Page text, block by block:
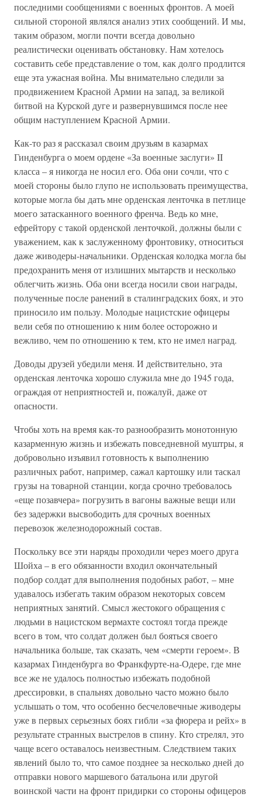
последними сообщениями с военных фронтов. А моей
сильной стороной являлся анализ этих сообщений. И мы,
таким образом, могли почти всегда довольно
реалистически оценивать обстановку. Нам хотелось
составить себе представление о том, как долго продлится
еще эта ужасная война. Мы внимательно следили за
продвижением Красной Армии на запад, за великой
битвой на Курской дуге и развернувшимся после нее
общим наступлением Красной Армии.
Как-то раз я рассказал своим друзьям в казармах
Гинденбурга о моем ордене «За военные заслуги» II
класса – я никогда не носил его. Оба они сочли, что с
моей стороны было глупо не использовать преимущества,
которые могла бы дать мне орденская ленточка в петлице
моего затасканного военного френча. Ведь ко мне,
ефрейтору с такой орденской ленточкой, должны были с
уважением, как к заслуженному фронтовику, относиться
даже живодеры-начальники. Орденская колодка могла бы
предохранить меня от излишних мытарств и несколько
облегчить жизнь. Оба они всегда носили свои награды,
полученные после ранений в сталинградских боях, и это
приносило им пользу. Молодые нацистские офицеры
вели себя по отношению к ним более осторожно и
вежливо, чем по отношению к тем, кто не имел наград.
Доводы друзей убедили меня. И действительно, эта
орденская ленточка хорошо служила мне до 1945 года,
ограждая от неприятностей и, пожалуй, даже от
опасности.
Чтобы хоть на время как-то разнообразить монотонную
казарменную жизнь и избежать повседневной муштры, я
добровольно изъявил готовность к выполнению
различных работ, например, сажал картошку или таскал
грузы на товарной станции, когда срочно требовалось
«еще позавчера» погрузить в вагоны важные вещи или
без задержки высвободить для срочных военных
перевозок железнодорожный состав.
Поскольку все эти наряды проходили через моего друга
Шойха – в его обязанности входил окончательный
подбор солдат для выполнения подобных работ, – мне
удавалось избегать таким образом некоторых совсем
неприятных занятий. Смысл жестокого обращения с
людьми в нацистском вермахте состоял тогда прежде
всего в том, что солдат должен был бояться своего
начальника больше, так сказать, чем «смерти героем». В
казармах Гинденбурга во Франкфурте-на-Одере, где мне
все же не удалось полностью избежать подобной
дрессировки, в спальнях довольно часто можно было
услышать о том, что особенно бесчеловечные живодеры
уже в первых серьезных боях гибли «за фюрера и рейх» в
результате странных выстрелов в спину. Кто стрелял, это
чаще всего оставалось неизвестным. Следствием таких
явлений было то, что самое позднее за несколько дней до
отправки нового маршевого батальона или другой
воинской части на фронт придирки со стороны офицеров